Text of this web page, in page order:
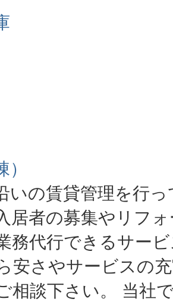
いの賃貸管理を行
居者の募集やリフ
務代行できるサー
安さやサービスの
相談下さい。 当社